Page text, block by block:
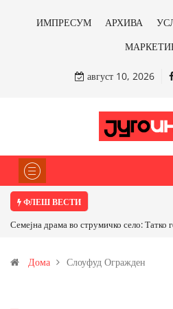
ИМПРЕСУМ АРХИВА
август 10, 2026
ФЛЕШ ВЕСТИ
Семејна драма во струмичко село: Татко
Дома Слоуфуд Огражден